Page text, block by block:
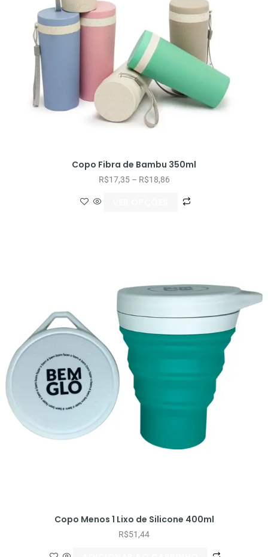
Copo Fibra de Bambu 350ml
R$17,35 – R$18,86
Copo Menos 1 Lixo de Silicone 400ml
R$51,44